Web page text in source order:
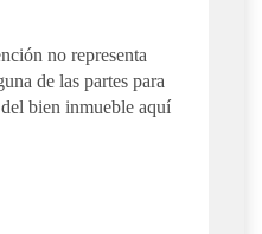
no representa
de las partes para
bien inmueble aquí